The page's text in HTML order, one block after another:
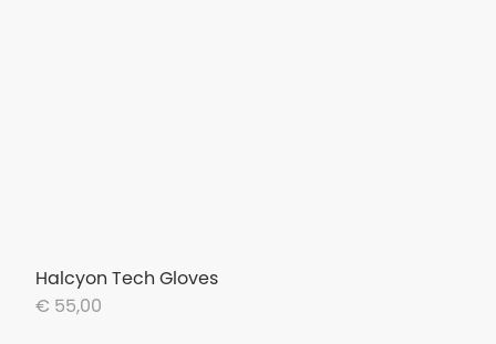
Halcyon Tech Gloves
€ 55,00